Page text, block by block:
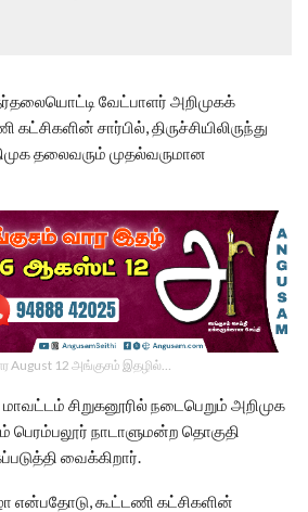
வேட்பாளர் அறிமுகக்
சார்பில், திருச்சியிலிருந்து
தலைவரும் முதல்வருமான
August 12 அங்குசம் இதழில்…
மாவட்டம் சிறுகனூரில் நடைபெறும் அறிமுக
பெரம்பலூர் நாடாளுமன்ற தொகுதி
வைக்கிறார்.
என்பதோடு, கூட்டணி கட்சிகளின்